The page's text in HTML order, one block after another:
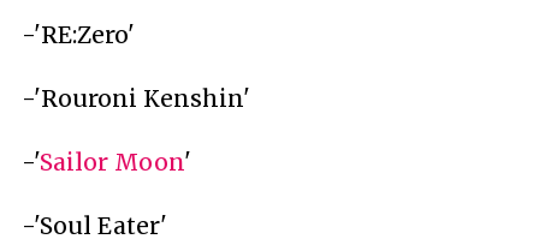
-'RE:Zero'
-'Rouroni Kenshin'
-'Sailor Moon'
-'Soul Eater'